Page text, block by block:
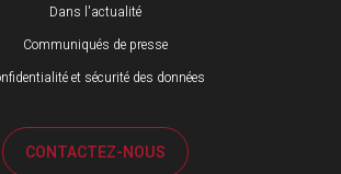
Dans l'actualité
Communiqués de presse
et sécurité des données
CONTACTEZ-NOUS